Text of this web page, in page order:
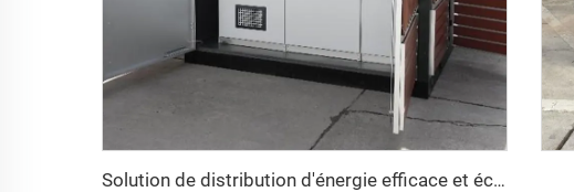
Solution de distribution d'énergie efficace et économisant l'énergie